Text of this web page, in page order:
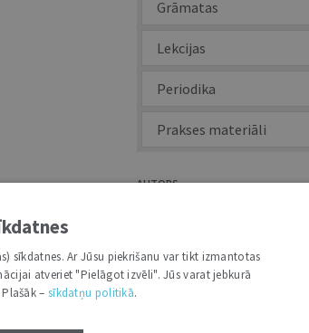
Grāmatas
Lekcijas
Periodika
Prakses materiāli
AUTORS
GADS
sīkdatnes. Ar Jūsu piekrišanu var tikt izmantotas
atveriet "Pielāgot izvēli". Jūs varat jebkurā
– sīkdatņu politikā.